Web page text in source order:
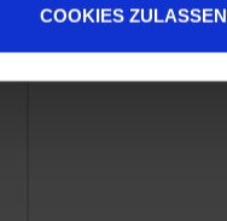
COOKIES ZULASSEN